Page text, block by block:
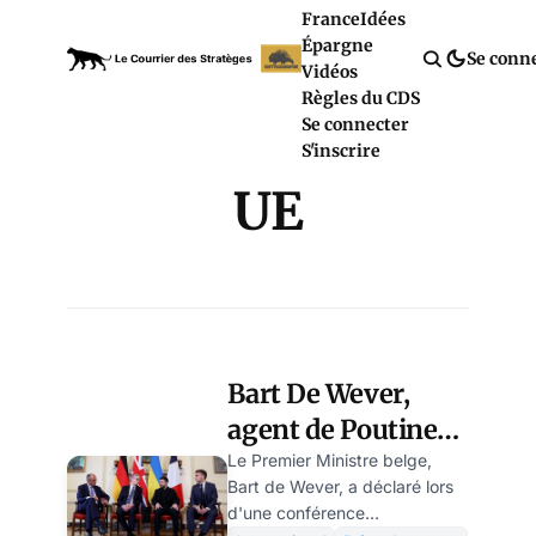
FranceIdées
Épargne
Vidéos
Règles du CDS
Se connecter
S'inscrire
Se
UE
Bart De Wever,
agent de Poutine
ou seul adulte dans
la pièce? par Veerle
Le Premier Ministre belge,
Bart de Wever, a déclaré lors
d'une conférence